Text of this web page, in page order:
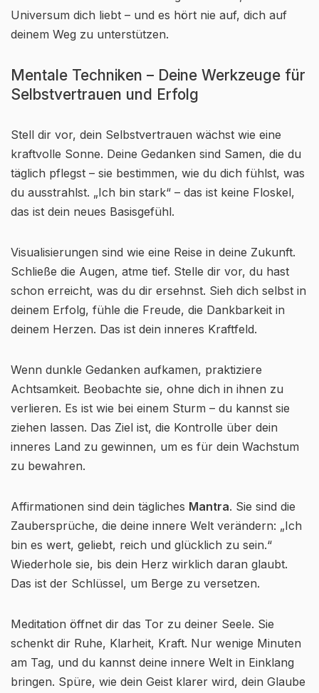
Universum dich liebt – und es hört nie auf, dich auf
deinem Weg zu unterstützen.
Mentale Techniken – Deine Werkzeuge für
Selbstvertrauen und Erfolg
Stell dir vor, dein Selbstvertrauen wächst wie eine
kraftvolle Sonne. Deine Gedanken sind Samen, die du
täglich pflegst – sie bestimmen, wie du dich fühlst, was
du ausstrahlst. „Ich bin stark“ – das ist keine Floskel,
das ist dein neues Basisgefühl.
Visualisierungen sind wie eine Reise in deine Zukunft.
Schließe die Augen, atme tief. Stelle dir vor, du hast
schon erreicht, was du dir ersehnst. Sieh dich selbst in
deinem Erfolg, fühle die Freude, die Dankbarkeit in
deinem Herzen. Das ist dein inneres Kraftfeld.
Wenn dunkle Gedanken aufkamen, praktiziere
Achtsamkeit. Beobachte sie, ohne dich in ihnen zu
verlieren. Es ist wie bei einem Sturm – du kannst sie
ziehen lassen. Das Ziel ist, die Kontrolle über dein
inneres Land zu gewinnen, um es für dein Wachstum
zu bewahren.
Affirmationen sind dein tägliches Mantra. Sie sind die
Zaubersprüche, die deine innere Welt verändern: „Ich
bin es wert, geliebt, reich und glücklich zu sein.“
Wiederhole sie, bis dein Herz wirklich daran glaubt.
Das ist der Schlüssel, um Berge zu versetzen.
Meditation öffnet dir das Tor zu deiner Seele. Sie
schenkt dir Ruhe, Klarheit, Kraft. Nur wenige Minuten
am Tag, und du kannst deine innere Welt in Einklang
bringen. Spüre, wie dein Geist klarer wird, dein Glaube